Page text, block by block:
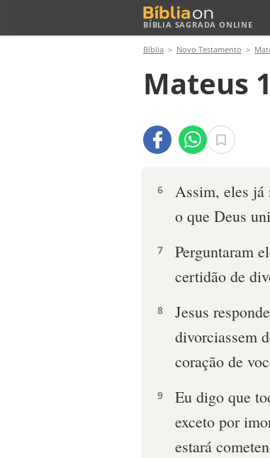
BÍBLIA SAGRADA ONLINE
Bíblia Novo Testamento
Mateus
6
Assim, eles já
o que Deus
7
Perguntaram
certidão de
8
Jesus
divorciassem
coração de
9
Eu digo que
exceto por
estará